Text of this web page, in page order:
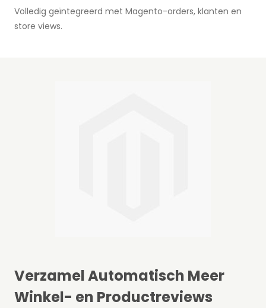
Volledig geïntegreerd met Magento-orders, klanten en
store views.
Verzamel Automatisch Meer
Winkel- en Productreviews